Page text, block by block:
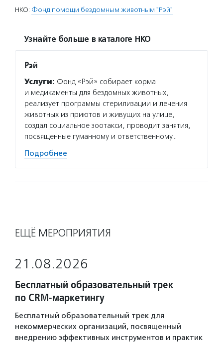
НКО: Фонд помощи бездомным животным "Рэй"
Узнайте больше в каталоге НКО
Рэй
Услуги: Фонд «Рэй» собирает корма
и медикаменты для бездомных животных,
реализует программы стерилизации и лечения
животных из приютов и живущих на улице,
создал социальное зоотакси, проводит занятия,
посвященные гуманному и ответственному…
Подробнее
ЕЩЁ МЕРОПРИЯТИЯ
21.08.2026
Бесплатный образовательный трек
по CRM-маркетингу
Бесплатный образовательный трек для
некоммерческих организаций, посвященный
внедрению эффективных инструментов и практик